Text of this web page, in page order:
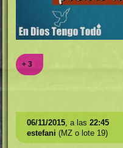
+ 3
06/11/2015, a las 22:45
estefani (MZ o lote 19)